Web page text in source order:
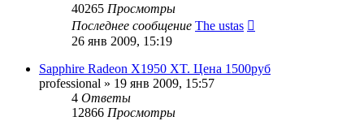
40265 Просмотры
Последнее сообщение The ustas
26 янв 2009, 15:19
Sapphire Radeon X1950 XT. Цена 1500руб
professional » 19 янв 2009, 15:57
4 Ответы
12866 Просмотры